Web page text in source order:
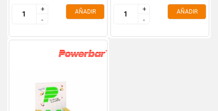
+
-
+
-
AÑADIR
+
-
+
-
AÑADIR